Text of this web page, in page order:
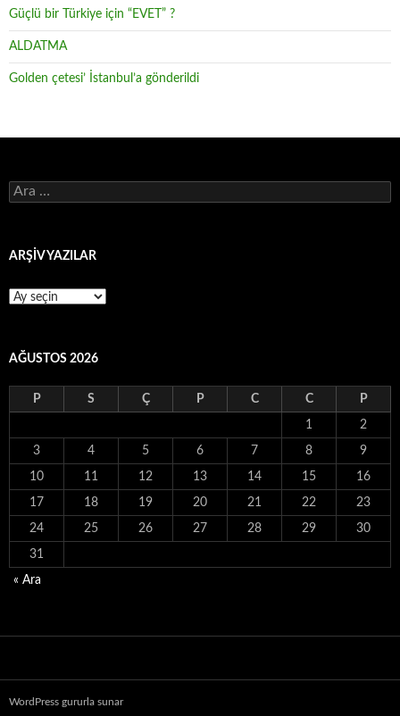
Güçlü bir Türkiye için “EVET” ?
ALDATMA
Golden çetesi’ İstanbul’a gönderildi
Arama:
ARŞİV YAZILAR
ARŞİV
AĞUSTOS 2026
P S Ç P C C P
1 2
3 4 5 6 7 8 9
10 11 12 13 14 15 16
17 18 19 20 21 22 23
24 25 26 27 28 29 30
31
« Ara
WordPress gururla sunar